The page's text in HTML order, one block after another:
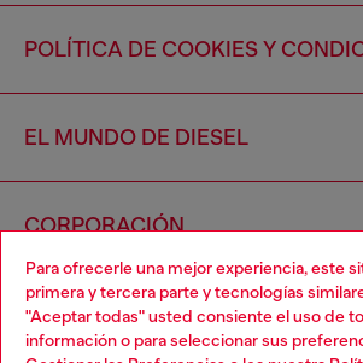
Para ofrecerle una mejor experiencia, este
primera y tercera parte y tecnologías
"Aceptar todas" usted consiente el uso de
información o para seleccionar sus
POLÍTICA DE COOKIES Y
EL MUNDO DE DIESEL
CORPORACIÓN